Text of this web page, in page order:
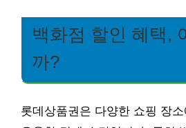
백화점 할인 혜택,
까?
롯데상품권은 다양한 쇼핑 장